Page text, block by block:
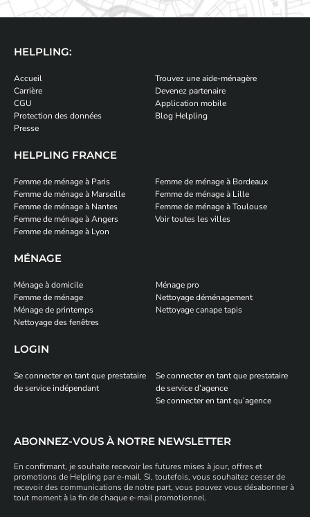
HELPLING:
Accueil
Carrière
CGU
Protection des données
Presse
Trouvez une aide-ménagère
Devenez partenaire
Application mobile
Blog Helpling
HELPLING FRANCE
Femme de ménage à Paris
Femme de ménage à Marseille
Femme de ménage à Nantes
Femme de ménage à Angers
Femme de ménage à Lyon
Femme de ménage à Bordeaux
Femme de ménage à Lille
Femme de ménage à Toulouse
Voir toutes les villes
MÉNAGE
Ménage à domicile
Femme de ménage
Ménage de printemps
Nettoyage des fenêtres
Ménage pro
Nettoyage déménagement
Nettoyage canape tapis
LOGIN
Se connecter en tant que prestataire
de service indépendant
Se connecter en tant que prestataire
de service d’agence
Se connecter en tant qu’agence
ABONNEZ-VOUS À NOTRE NEWSLETTER
En confirmant, je souhaite recevoir les futures mises à jour, offres et
promotions de Helpling par e-mail. Si, toutefois, vous souhaitez cesser de
recevoir des communications de notre part, vous pouvez vous désabonner à
tout moment à la fin de chaque e-mail promotionnel.